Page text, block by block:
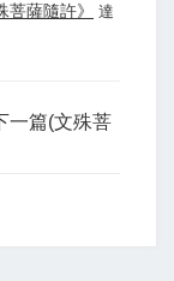
薩隨許》
達
一篇(文殊菩